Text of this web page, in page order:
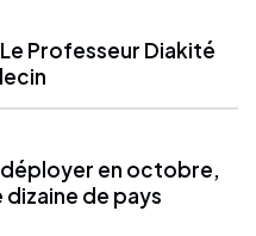
Professeur Diakité
déployer en octobre,
de pays